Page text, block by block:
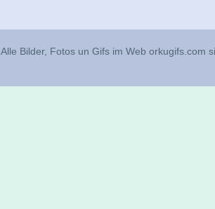
. Alle Bilder, Fotos un Gifs im Web